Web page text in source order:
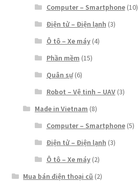
Computer – Smartphone(10)
Điện tử – Điện lạnh (3)
Ô tô – Xe máy(4)
Phần mềm (15)
Quân sự(6)
Robot – Vệ tinh – UAV(3)
Made in Vietnam (8)
Computer – Smartphone(5)
Điện tử – Điện lạnh (3)
Ô tô – Xe máy(2)
Mua bán điện thoại cũ (2)